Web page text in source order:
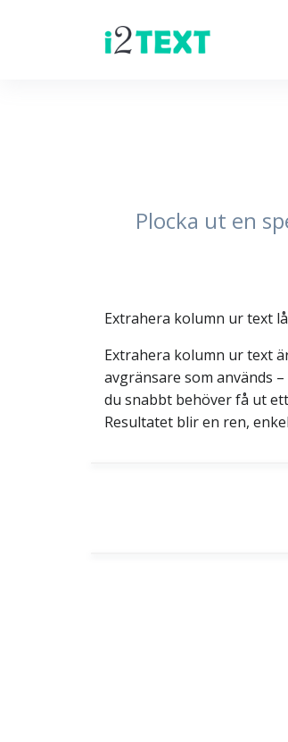
Plocka ut en
Extrahera kolumn ur text
Extrahera kolumn ur text
avgränsare som används
du snabbt behöver få ut
Resultatet blir en ren,